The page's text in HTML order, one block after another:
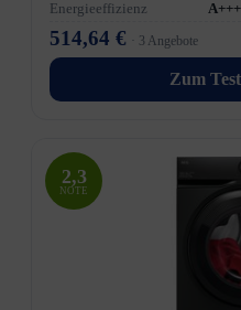
Energieeffizienz
A+++
514,64 € · 3 Angebote
Zum
2,3
NOTE